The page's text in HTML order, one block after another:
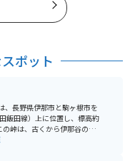
ポット
、長野県伊那市と駒ヶ根市を
飯田線）上に位置し、標高約
峠は、古くから伊那谷の交
ました。峠の周辺には樹齢